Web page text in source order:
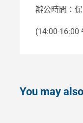
辦公時間：
(14:00-16:00
You may